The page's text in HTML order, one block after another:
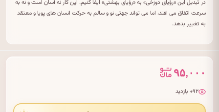
در تبدیل این «رؤیای دوزخی» به «رؤیای بهشتی» ایفا کنیم. این کار نه آسان است و نه به
سرعت اتفاق می افتد، اما می تواند جهتی نو و سالم به حرکت انسان های پویا و معتقد
به تغییر بدهد.
۹۵,۰۰۰
۹۲+ بازدید